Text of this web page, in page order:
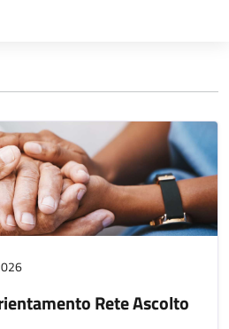
Rete Ascolto